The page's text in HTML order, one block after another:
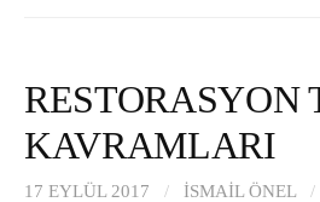
RESTORASYON
KAVRAMLARI
17 EYLÜL 2017 / İSMAIL ÖNEL /